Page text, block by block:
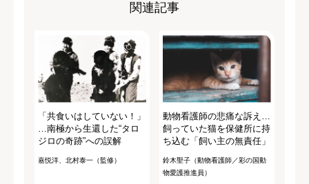
関連記事
「共食いはしていない！」
…南極から生還した“タロ
ジロの奇跡”への誤解
嘉悦洋、北村泰一（監修）
動物看護師の悲痛な訴え…
飼っていた猫を保健所に持
ち込む「飼い主の無責任」
鈴木聖子（動物看護師／彩の国動
物愛護推進員）